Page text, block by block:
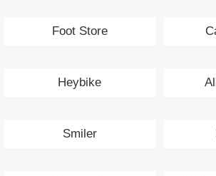
Foot Store
Heybike
Smiler